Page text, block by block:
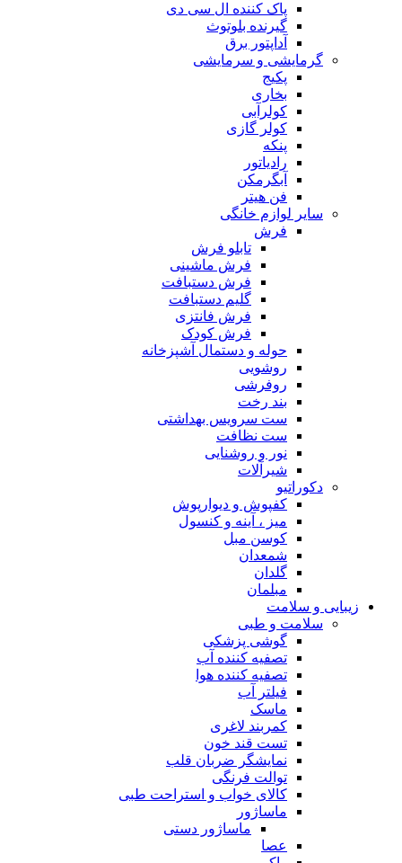
پاک کننده ال سی دی
گیرنده بلوتوث
آداپتور برق
گرمایشی و سرمایشی
پکیج
بخاری
کولرآبی
کولر گازی
پنکه
رادیاتور
آبگرمکن
فن هیتر
سایر لوازم خانگی
فرش
تابلو فرش
فرش ماشینی
فرش دستبافت
گلیم دستبافت
فرش فانتزی
فرش کودک
حوله و دستمال آشپزخانه
روشویی
روفرشی
بند رخت
ست سرویس بهداشتی
ست نظافت
نور و روشنایی
شیرآلات
دکوراتیو
کفپوش و دیوارپوش
میز ، آینه و کنسول
کوسن مبل
شمعدان
گلدان
مبلمان
زیبایی و سلامت
سلامت و طبی
گوشی پزشکی
تصفیه کننده آب
تصفیه کننده هوا
فیلتر آب
ماسک
کمربند لاغری
تست قند خون
نمایشگر ضربان قلب
توالت فرنگی
کالای خواب و استراحت طبی
ماساژور
ماساژور دستی
عصا